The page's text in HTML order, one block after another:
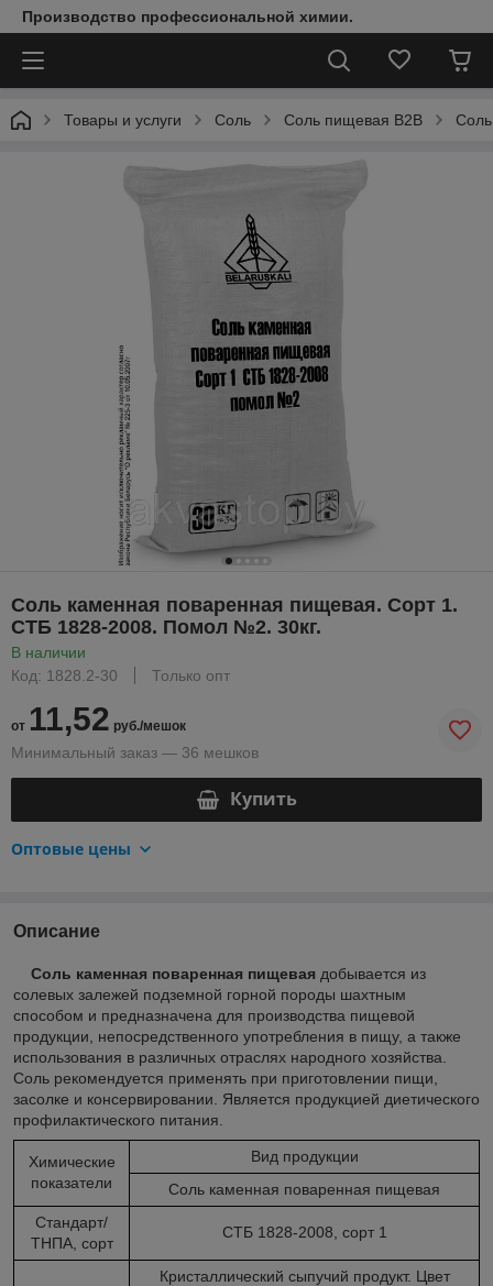
Производство профессиональной химии.
Товары и услуги Соль Соль пищевая В2В
Соль каменная поваренная пищевая. Сорт 1.
СТБ 1828-2008. Помол №2. 30кг.
В наличии
Код: 1828.2-30
Только опт
от 11,52 руб./мешок
Минимальный заказ — 36 мешков
Купить
Оптовые цены
Описание
Соль каменная поваренная пищевая добывается из
солевых залежей подземной горной породы шахтным
способом и предназначена для производства пищевой
продукции, непосредственного употребления в пищу, а также
использования в различных отраслях народного хозяйства.
Соль рекомендуется применять при приготовлении пищи,
засолке и консервировании. Является продукцией диетического
профилактического питания.
Химические
показатели
Вид продукции
Соль каменная поваренная пищевая
Стандарт/
ТНПА, сорт
СТБ 1828-2008, сорт 1
Кристаллический сыпучий продукт. Цвет